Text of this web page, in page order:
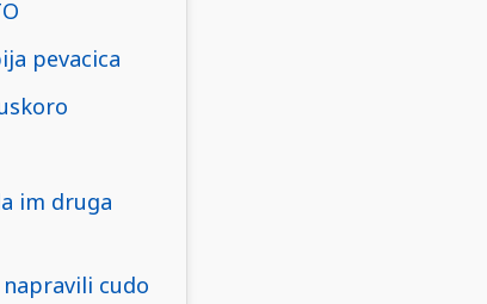
pevacica
im druga
cudo